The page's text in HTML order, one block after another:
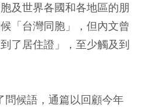
及世界各國和各地區的朋
「台灣同胞」，但內文曾
了居住證」，至少觸及到
候語，通篇以回顧今年